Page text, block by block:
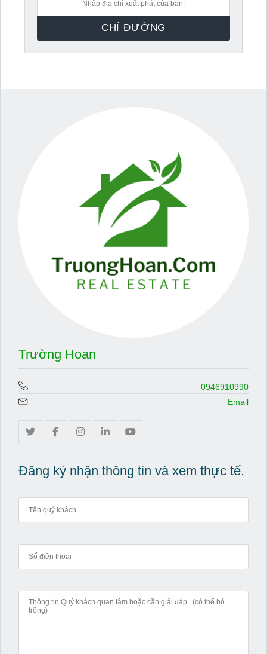
Trường Hoan
0946910990
Email
Đăng ký nhận thông tin và xem thực tế.